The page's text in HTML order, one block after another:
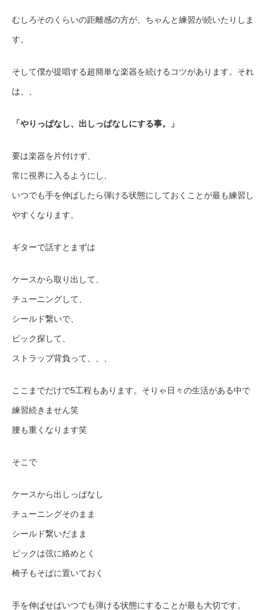
むしろそのくらいの距離感の方が、ちゃんと練習が続いたりしま
す。
そして僕が提唱する超簡単な楽器を続けるコツがあります。それ
は、、
「やりっぱなし、出しっぱなしにする事。」
要は楽器を片付けず、
常に視界に入るようにし、
いつでも手を伸ばしたら弾ける状態にしておくことが最も練習し
やすくなります。
ギターで話すとまずは
ケースから取り出して、
チューニングして、
シールド繋いで、
ピック探して、
ストラップ背負って、、、
ここまでだけで5工程もあります。そりゃ日々の生活がある中で
練習続きません笑
腰も重くなります笑
そこで
ケースから出しっぱなし
チューニングそのまま
シールド繋いだまま
ピックは弦に絡めとく
椅子もそばに置いておく
手を伸ばせばいつでも弾ける状態にすることが最も大切です。